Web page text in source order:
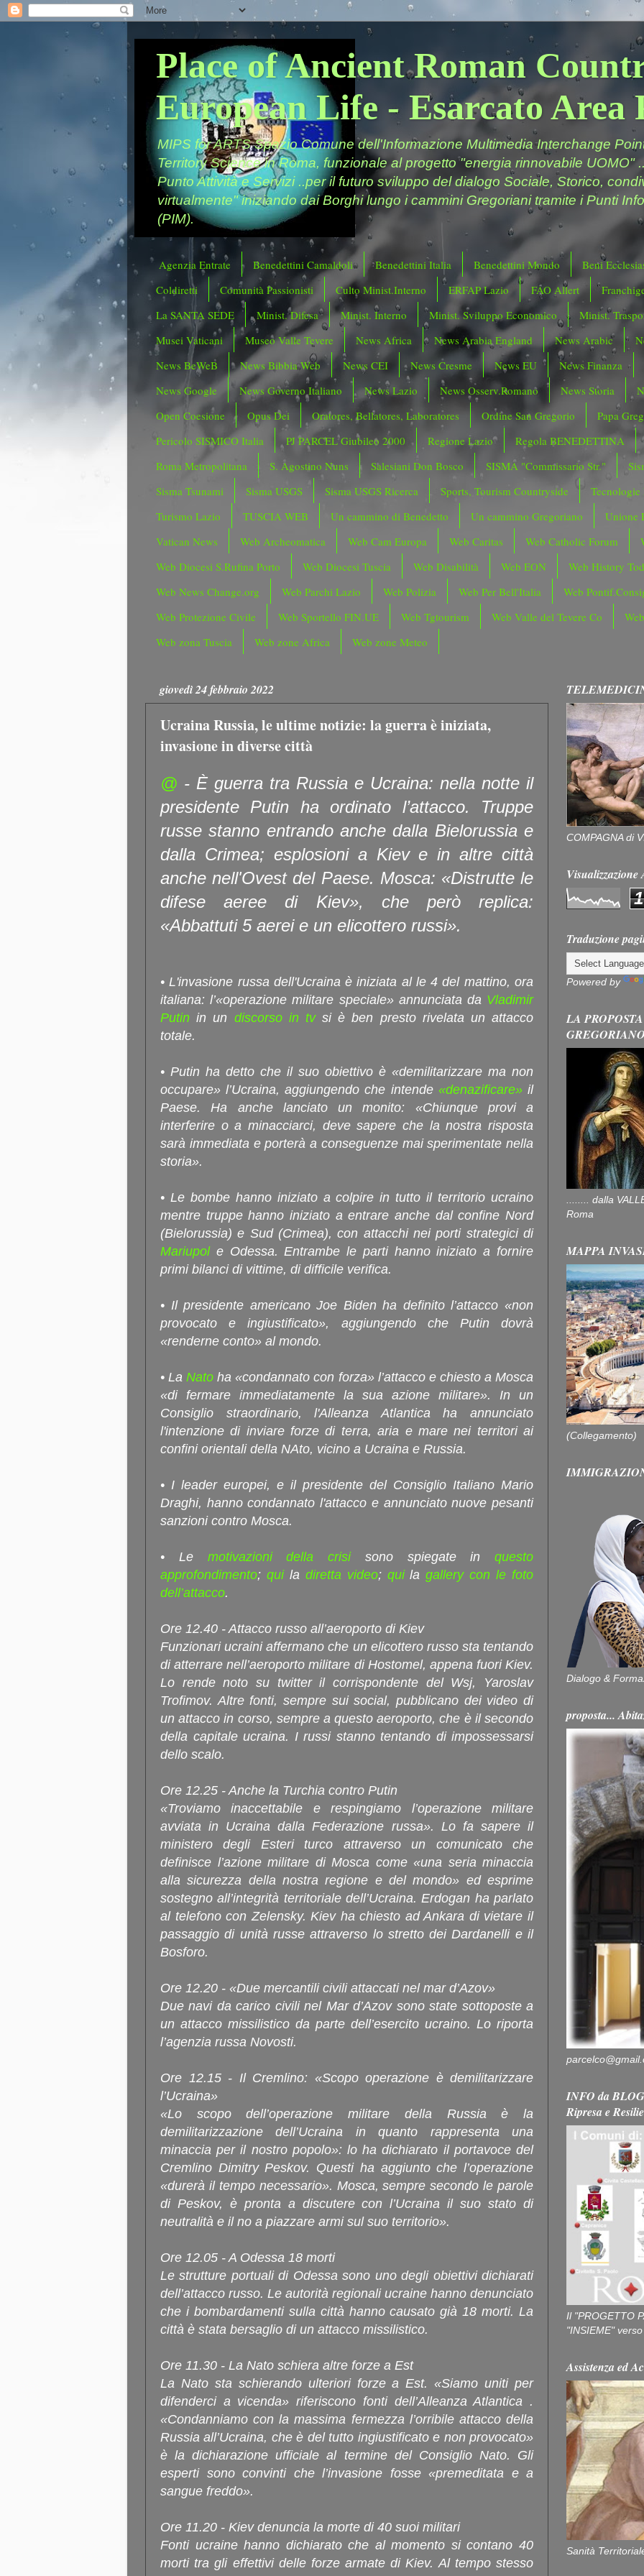
Place of Ancient Roman
European Life - Esarcato Area
MIPS for ARTS Spazio Comune dell'Informazione Multimedia Interchange
Territory Science in Roma, funzionale al progetto "energia rinnovabile UOMO"
Punto Attività e Servizi ..per il futuro sviluppo del dialogo Sociale, Storico,
virtualmente" iniziando dai Borghi lungo i cammini Gregoriani tramite i Punti
(PIM).
Agenzia Entrate Benedettini Camaldoli Benedettini Italia Benedettini Mondo
Beni
Coldiretti
Comunità Passionisti Culto Minist.Interno ERFAP Lazio FAO Allert
La SANTA SEDE
Minist. Difesa Minist. Interno Minist. Sviluppo Economico
Minist.
Musei Vaticani
Museo Valle Tevere News Africa News Arabia England News Arabic
News BeWeB
News Bibbia Web News CEI News Cresme News EU
News Finanza
News Google
News Governo Italiano News Lazio News Osserv.Romano News Storia
Open Coesione
Opus Dei Oratores, Bellatores, Laboratores Ordine San Gregorio
Papa
Pericolo SISMICO Italia
PJ PARCEL Giubileo 2000 Regione Lazio
Regola BENEDETTINA
Roma Metropolitana
S. Agostino Nuns Salesiani Don Bosco SISMA "Commissario Str."
Sisma Tsunami
Sisma USGS Sisma USGS Ricerca Sports, Tourism Countryside
Tecnologie
Turismo Lazio
TUSCIA WEB Un cammino di Benedetto Un cammino Gregoriano
Unione
Vatican News
Web Archeomatica Web Cam Europa Web Caritas Web Catholic Forum
Web Diocesi S.Rufina Porto
Web Diocesi Tuscia Web Disabilità Web EON
Web History
Web News Change.org
Web Parchi Lazio Web Polizia Web Per Bell'Italia
Web
Web Protezione Civile
Web Sportello FIN.UE Web Tgtourism Web Valle del Tevere Co
Web zona Tuscia
Web zone Africa Web zone Meteo
giovedì 24 febbraio 2022
Ucraina Russia, le ultime notizie: la guerra è iniziata,
invasione in diverse città
@ - È guerra tra Russia e Ucraina: nella notte il
presidente Putin ha ordinato l’attacco. Truppe
russe stanno entrando anche dalla Bielorussia e
dalla Crimea; esplosioni a Kiev e in altre città
anche nell'Ovest del Paese. Mosca: «Distrutte le
difese aeree di Kiev», che però replica:
«Abbattuti 5 aerei e un elicottero russi».
• L'invasione russa dell'Ucraina è iniziata al le 4 del mattino, ora
italiana: l’«operazione militare speciale» annunciata da Vladimir
Putin in un discorso in tvsi è ben presto rivelata un attacco
totale.
• Putin ha detto che il suo obiettivo è «demilitarizzare ma non
occupare» l’Ucraina, aggiungendo che intende«denazificare»il
Paese. Ha anche lanciato un monito: «Chiunque provi a
interferire o a minacciarci, deve sapere che la nostra risposta
sarà immediata e porterà a conseguenze mai sperimentate nella
storia».
• Le bombe hanno iniziato a colpire in tutto il territorio ucraino
mentre truppe hanno iniziato a entrare anche dal confine Nord
(Bielorussia) e Sud (Crimea), con attacchi nei porti strategici di
Mariupol e Odessa. Entrambe le parti hanno iniziato a fornire
primi bilanci di vittime, di difficile verifica.
• Il presidente americano Joe Biden ha definito l’attacco «non
provocato e ingiustificato», aggiungendo che Putin dovrà
«renderne conto» al mondo.
• LaNatoha «condannato con forza» l’attacco e chiesto a Mosca
«di fermare immediatamente la sua azione militare». In un
Consiglio straordinario, l'Alleanza Atlantica ha annunciato
l'intenzione di inviare forze di terra, aria e mare nei territori ai
confini orientali della NAto, vicino a Ucraina e Russia.
• I leader europei, e il presidente del Consiglio Italiano Mario
Draghi, hanno condannato l'attacco e annunciato nuove pesanti
sanzioni contro Mosca.
• Le motivazioni della crisi sono spiegate in questo
approfondimento; qui la diretta video; quilagallery con le foto
dell’attacco.
Ore 12.40 - Attacco russo all’aeroporto di Kiev
Funzionari ucraini affermano che un elicottero russo sta tentando
di atterrare nell’aeroporto militare di Hostomel, appena fuori Kiev.
Lo rende noto su twitter il corrispondente del Wsj, Yaroslav
Trofimov. Altre fonti, sempre sui social, pubblicano dei video di
un attacco in corso, sempre a questo aeroporto, che è il secondo
della capitale ucraina. I russi stanno tentando di impossessarsi
dello scalo.
Ore 12.25 - Anche la Turchia contro Putin
«Troviamo inaccettabile e respingiamo l’operazione militare
avviata in Ucraina dalla Federazione russa». Lo fa sapere il
ministero degli Esteri turco attraverso un comunicato che
definisce l’azione militare di Mosca come «una seria minaccia
alla sicurezza della nostra regione e del mondo» ed esprime
sostegno all’integrità territoriale dell’Ucraina. Erdogan ha parlato
al telefono con Zelensky. Kiev ha chiesto ad Ankara di vietare il
passaggio di unità russe attraverso lo stretto dei Dardanelli e il
Bosforo.
Ore 12.20 - «Due mercantili civili attaccati nel mar d’Azov»
Due navi da carico civili nel Mar d’Azov sono state sottoposte a
un attacco missilistico da parte dell’esercito ucraino. Lo riporta
l’agenzia russa Novosti.
Ore 12.15 - Il Cremlino: «Scopo operazione è demilitarizzare
l’Ucraina»
«Lo scopo dell’operazione militare della Russia è la
demilitarizzazione dell’Ucraina in quanto rappresenta una
minaccia per il nostro popolo»: lo ha dichiarato il portavoce del
Cremlino Dimitry Peskov. Questi ha aggiunto che l’operazione
«durerà il tempo necessario». Mosca, sempre secondo le parole
di Peskov, è pronta a discutere con l’Ucraina il suo stato di
neutralità e il no a piazzare armi sul suo territorio».
Ore 12.05 - A Odessa 18 morti
Le strutture portuali di Odessa sono uno degli obiettivi dichiarati
dell’attacco russo. Le autorità regionali ucraine hanno denunciato
che i bombardamenti sulla città hanno causato già 18 morti. La
città è stata bersaglio di un attacco missilistico.
Ore 11.30 - La Nato schiera altre forze a Est
La Nato sta schierando ulteriori forze a Est. «Siamo uniti per
difenderci a vicenda» riferiscono fonti dell’Alleanza Atlantica .
«Condanniamo con la massima fermezza l’orribile attacco della
Russia all’Ucraina, che è del tutto ingiustificato e non provocato»
è la dichiarazione ufficiale al termine del Consiglio Nato. Gli
esperti sono convinti che l’invasione fosse «premeditata e a
sangue freddo».
Ore 11.20 - Kiev denuncia la morte di 40 suoi militari
Fonti ucraine hanno dichiarato che al momento si contano 40
morti tra gli effettivi delle forze armate di Kiev. Al tempo stesso
COMPAGNA di
1
Traduzione
Powered by
LA
........ dalla
Roma
MAPPA
(Collegamento)
Dialogo &
proposta...
INFO da
Ripresa e
Il "PROGETTO
"INSIEME"
Assistenza ed
Sanità